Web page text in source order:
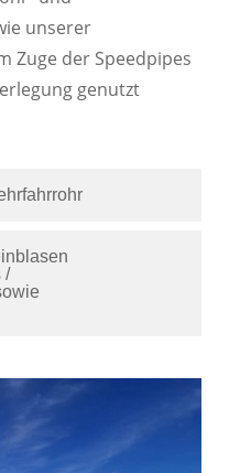
unserer
Zuge der Speedpipes
genutzt
/